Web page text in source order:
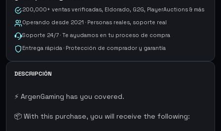
200,000+ ventas verificadas, Eldorado, G2G, PlayerAuctions & más
Operando desde 2021 · Personas reales, soporte real
Soporte 24/7 · Te ayudamos en tu proceso de compra
Entrega rápida · Protección de comprador y garantía
DESCRIPCIÓN
⚡ ArgenGaming has you covered.
📦 With this purchase, you will receive the following: